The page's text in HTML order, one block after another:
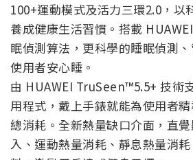
100+運動模式及活力三環2.0，以
養成健康生活習慣。搭載
眠偵測算法，更科學的睡眠偵測
使用者安心睡。
由 HUAWEI TruSeen™5.5+ 技術
用程式，戴上手錶就能為使用者
總消耗。全新熱量缺口介面，直
入、運動熱量消耗、靜息熱量消